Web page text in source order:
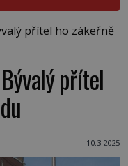
přítel ho zákeřně
přítel
10.3.2025